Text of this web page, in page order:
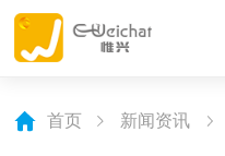
首页 新闻资讯